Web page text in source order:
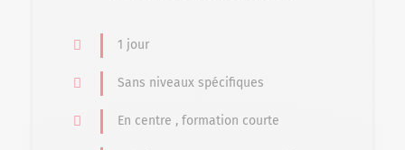
1 jour
Sans niveaux spécifiques
En centre , formation courte